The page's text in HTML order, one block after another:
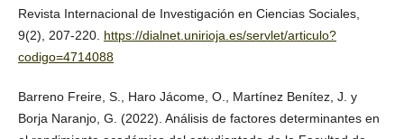
Revista Internacional de Investigación en Ciencias Sociales,
9(2), 207-220. https://dialnet.unirioja.es/servlet/articulo?
codigo=4714088
Barreno Freire, S., Haro Jácome, O., Martínez Benítez, J. y
Borja Naranjo, G. (2022). Análisis de factores determinantes en